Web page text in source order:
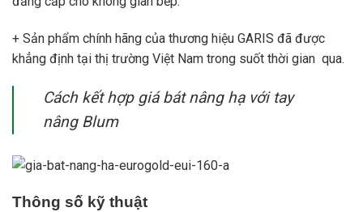
+ Sản phẩm chính hãng của thương hiệu GARIS đã được
khẳng định tại thị trường Việt Nam trong suốt thời gian qua.
Cách kết hợp giá bát nâng hạ với tay
nâng Blum
Thông số kỹ thuật